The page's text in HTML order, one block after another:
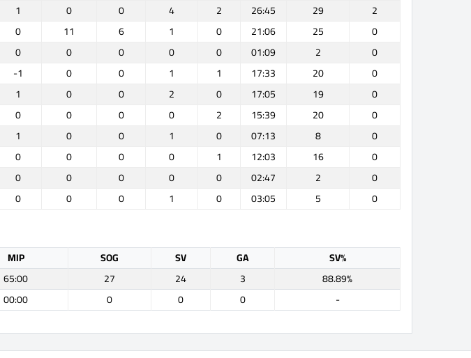
1 0 0 4 2 26:45 29
2
0 11 6 1 0 21:06 25
0
0 0 0 0 0 01:09 2
0
-1 0 0 1 1 17:33 20
0
1 0 0 2 0 17:05 19
0
0 0 0 0 2 15:39 20
0
1 0 0 1 0 07:13 8
0
0 0 0 0 1 12:03 16
0
0 0 0 0 0 02:47 2
0
0 0 0 1 0 03:05 5 0
MIP SOG SV GA
SV%
65:00 27 24 3
88.89%
00:00 0 0 0 -